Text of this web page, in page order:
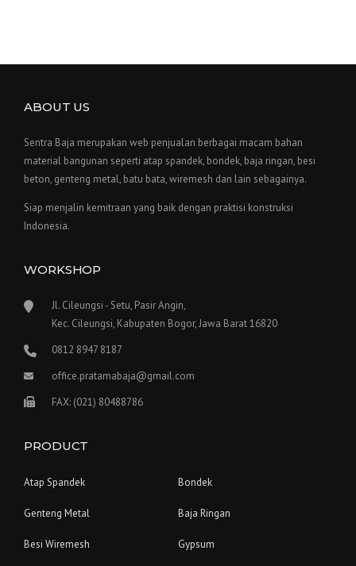
ABOUT US
Sentra Baja merupakan web penjualan berbagai macam bahan
material bangunan seperti atap spandek, bondek, baja ringan, besi
beton, genteng metal, batu bata, wiremesh dan lain sebagainya.
Siap menjalin kemitraan yang baik dengan praktisi konstruksi
Indonesia.
WORKSHOP
Jl. Cileungsi - Setu, Pasir Angin,
Kec. Cileungsi, Kabupaten Bogor, Jawa Barat 16820
0812 8947 8187
office.pratamabaja@gmail.com
FAX: (021) 80488786
PRODUCT
Atap Spandek Bondek
Genteng Metal Baja Ringan
Besi Wiremesh Gypsum